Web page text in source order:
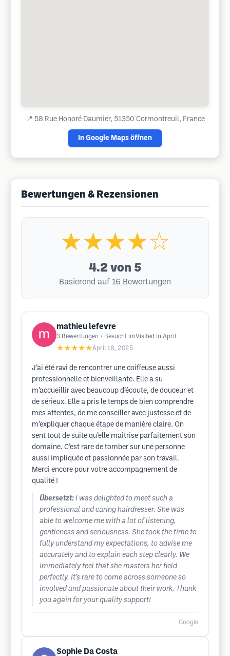
📍 58 Rue Honoré Daumier, 51350 Cormontreuil, France
In Google Maps öffnen
Bewertungen & Rezensionen
★★★★☆
4.2 von 5
Basierend auf 16 Bewertungen
mathieu lefevre
3 Bewertungen • Besucht imVisited in April
★★★★★April 18, 2025
J’ai été ravi de rencontrer une coiffeuse aussi
professionnelle et bienveillante. Elle a su
m’accueillir avec beaucoup d’écoute, de douceur et
de sérieux. Elle a pris le temps de bien comprendre
mes attentes, de me conseiller avec justesse et de
m’expliquer chaque étape de manière claire. On
sent tout de suite qu’elle maîtrise parfaitement son
domaine. C’est rare de tomber sur une personne
aussi impliquée et passionnée par son travail.
Merci encore pour votre accompagnement de
qualité !
Übersetzt: I was delighted to meet such a
professional and caring hairdresser. She was
able to welcome me with a lot of listening,
gentleness and seriousness. She took the time to
fully understand my expectations, to advise me
accurately and to explain each step clearly. We
immediately feel that she masters her field
perfectly. It’s rare to come across someone so
involved and passionate about their work. Thank
you again for your quality support!
Google
Sophie Da Costa